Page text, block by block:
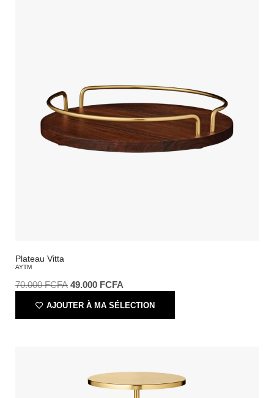
Plateau Vitta
AYTM
70.000FCFA 49.000 FCFA
AJOUTER À MA SÉLECTION